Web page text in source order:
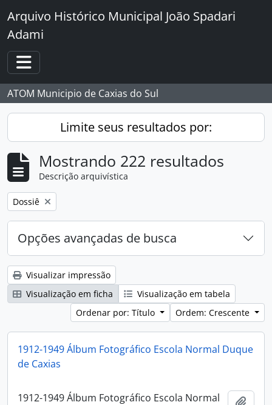
Skip to main content
Arquivo Histórico Municipal João Spadari
Adami
Toggle navigation
ATOM Municipio de Caxias do Sul
Limite seus resultados por:
Mostrando 222 resultados
Descrição arquivística
Remover filtro:
Dossiê
Opções avançadas de busca
Visualizar impressão
Visualização em ficha
Visualização em tabela
Ordenar por: Título
Ordem: Crescente
1912-1949 Álbum Fotográfico Escola Normal Duque
de Caxias
1912-1949 Álbum Fotográfico Escola Normal